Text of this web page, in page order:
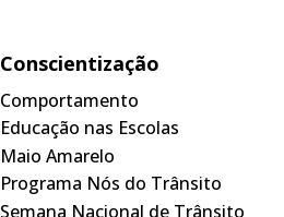
Conscientização
Comportamento
Educação nas Escolas
Maio Amarelo
Programa Nós do Trânsito
Semana Nacional de Trânsito